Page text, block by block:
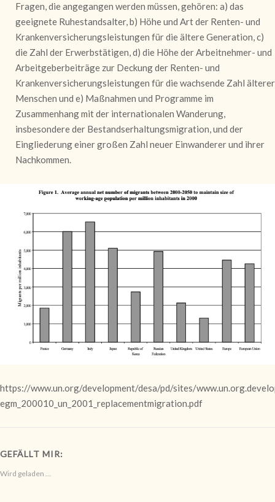
Fragen, die angegangen werden müssen, gehören: a) das
geeignete Ruhestandsalter, b) Höhe und Art der Renten- und
Krankenversicherungsleistungen für die ältere Generation, c)
die Zahl der Erwerbstätigen, d) die Höhe der Arbeitnehmer- und
Arbeitgeberbeiträge zur Deckung der Renten- und
Krankenversicherungsleistungen für die wachsende Zahl älterer
Menschen und e) Maßnahmen und Programme im
Zusammenhang mit der internationalen Wanderung,
insbesondere der Bestandserhaltungsmigration, und der
Eingliederung einer großen Zahl neuer Einwanderer und ihrer
Nachkommen.
https://www.un.org/development/desa/pd/sites/
egm_200010_un_2001_replacementmigration.pdf
GEFÄLLT MIR:
Wird geladen …